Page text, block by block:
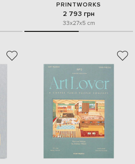
PRINTWORKS
2 793 грн
33x27x5 cm